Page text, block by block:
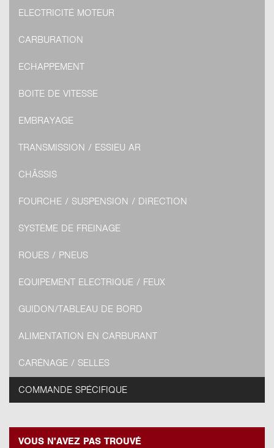
ELECTRICITÉ MOTEUR
CARBURATION
ECHAPPEMENT
BOITE DE VITESSE
EMBRAYAGE
TRANSMISSION / ESSIEU AR
CHÂSSIS
FOURCHE / SUSPENSION / DIRECTION
SYSTÈME DE FREINAGE
ROUES / PNEUS
EQUIPEMENT ELECTRIQUE / FEUX
GUIDON/TABLEAU DE BORD
ALIMENTATION EN CARBURANT
CARÉNAGE / SELLES
COMMANDE SPÉCIFIQUE
VOUS N'AVEZ PAS TROUVÉ